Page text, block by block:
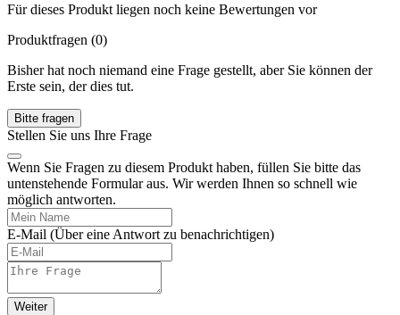
Für dieses Produkt liegen noch keine Bewertungen vor
Produktfragen (0)
Bisher hat noch niemand eine Frage gestellt, aber Sie können der
Erste sein, der dies tut.
Bitte fragen
Stellen Sie uns Ihre Frage
Wenn Sie Fragen zu diesem Produkt haben, füllen Sie bitte das
untenstehende Formular aus. Wir werden Ihnen so schnell wie
möglich antworten.
E-Mail (Über eine Antwort zu benachrichtigen)
Weiter